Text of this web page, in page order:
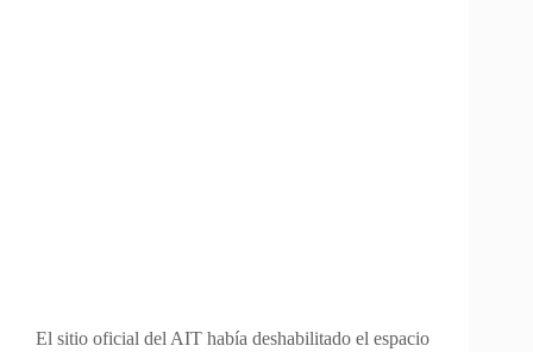
El sitio oficial del AIT había deshabilitado el espacio